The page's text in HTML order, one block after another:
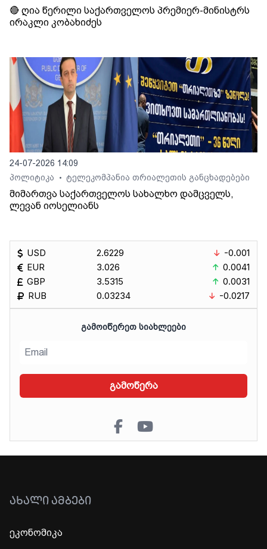
🔴 ღია წერილი საქართველოს პრემიერ-მინისტრს
ირაკლი კობახიძეს
24-07-2026 14:09
პოლიტიკა
• ტელეკომპანია თრიალეთის განცხადებები
მიმართვა საქართველოს სახალხო დამცველს,
ლევან იოსელიანს
USD
EUR
GBP
RUB
2.6229
3.026
3.5315
0.03234
-0.001
0.0041
0.0031
-0.0217
ᲒᲐᲛᲝᲘᲬᲔᲠᲔᲗ ᲡᲘᲐᲮᲚᲔᲔᲑᲘ
გამოწერა
ᲐᲮᲐᲚᲘ ᲐᲛᲑᲔᲑᲘ
ეკონომიკა